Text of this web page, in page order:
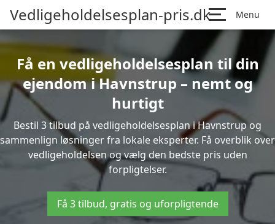
Vedligeholdelsesplan-pris.dk Menu
Få en vedligeholdelsesplan til din
ejendom i Havnstrup – nemt og
hurtigt
Bestil 3 tilbud på vedligeholdelsesplan i Havnstrup og
sammenlign løsninger fra lokale eksperter. Få overblik over
vedligeholdelsen og vælg den bedste pris uden
forpligtelser.
Få 3 tilbud, gratis og uforpligtende